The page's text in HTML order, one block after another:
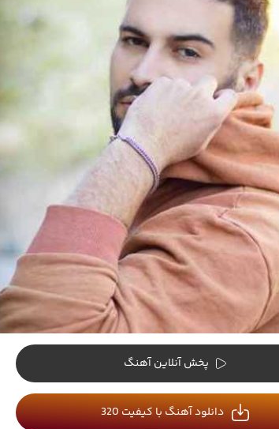
پخش آنلاین آهنگ
دانلود آهنگ با کیفیت 320